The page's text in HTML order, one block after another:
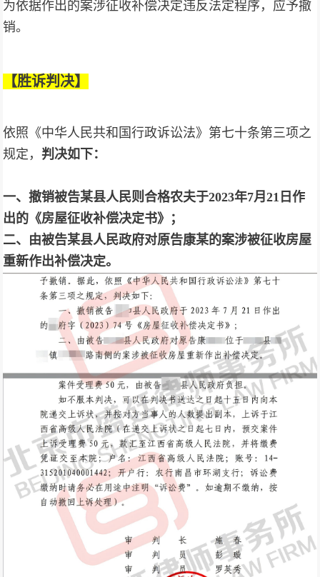
为依据作出的案涉征收补偿决定违反法定程序，应予撤
销。
【胜诉判决】
依照《中华人民共和国行政诉讼法》第七十条第三项之
规定，判决如下：
一、撤销被告某县人民则合格农夫于2023年7月21日作
出的《房屋征收补偿决定书》；
二、由被告某县人民政府对原告康某的案涉被征收房屋
重新作出补偿决定。